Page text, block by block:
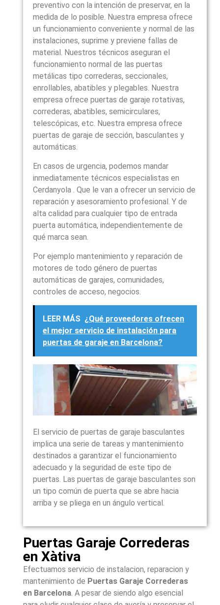
preventivo con la intención de preservar, en la
medida de lo posible. Nuestra empresa ofrece
un funcionamiento conveniente y normal de las
instalaciones, suprime y previene fallas de
material. Nuestros técnicos aseguran el
funcionamiento normal de las puertas
metálicas tipo correderas, seccionales,
enrollables, abatibles y plegables. Nuestra
empresa ofrece puertas de garaje rotativas,
correderas, abatibles, semicirculares,
telescópicas, etc. Nuestra empresa ofrece
puertas de garaje de sección, basculantes y
automáticas.
En casos de urgencia, podemos mandar
inmediatamente técnicos especialistas en
Cerdanyola . Que le van a ofrecer un servicio de
reparación y asesoramiento profesional. Y de
alta calidad para cualquier tipo de entrada
puerta automática, independientemente de
qué marca sean.
Por ejemplo mantenimiento y reparación de
motores de todo género de puertas
automáticas de garajes, comunidades,
controles de acceso, negocios.
LEER MÁS ¿Qué proveedores ofrecen
el mejor servicio de instalación para
puertas de garaje en Barcelona?
El servicio de puertas de garaje basculantes
implica una serie de tareas y mantenimiento
destinados a garantizar el funcionamiento
adecuado y la seguridad de este tipo de
puertas. Las puertas de garaje basculantes son
un tipo común de puerta que se abre hacia
arriba y se pliega en un ángulo vertical.
Puertas Garaje Correderas
en Xàtiva
Efectuamos servicio de instalacion, reparacion y
mantenimiento de Puertas Garaje Correderas
en Barcelona. A pesar de siendo algo esencial